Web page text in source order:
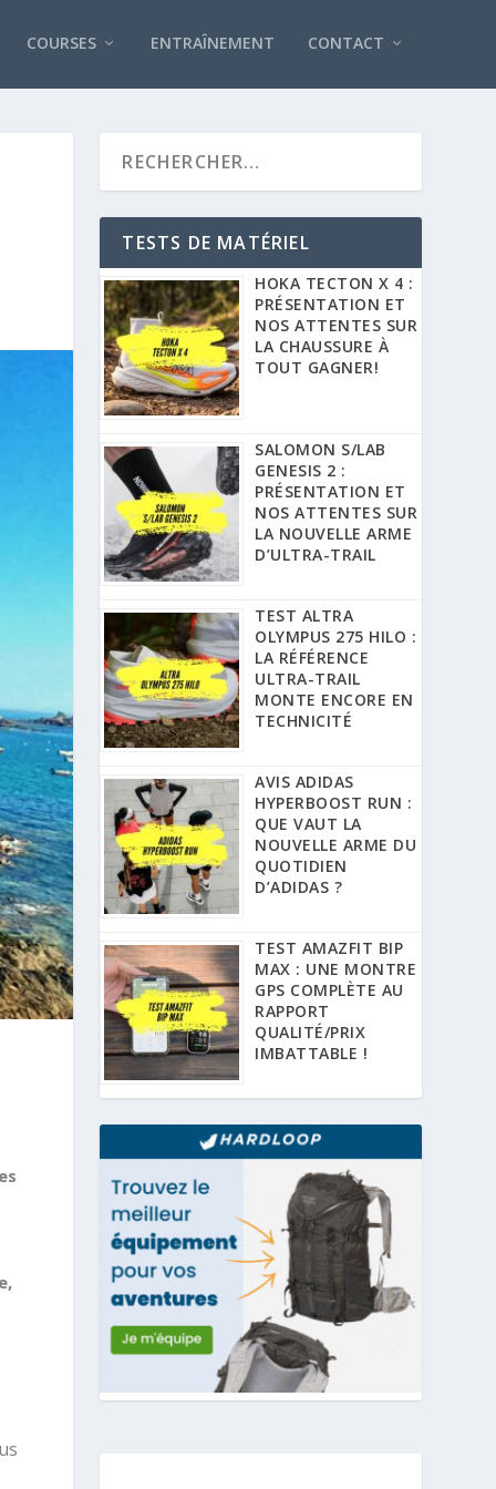
COURSES ENTRAÎNEMENT CONTACT
TESTS DE MATÉRIEL
HOKA TECTON X 4 :
PRÉSENTATION ET
NOS ATTENTES SUR
LA CHAUSSURE À
TOUT GAGNER!
SALOMON S/LAB
GENESIS 2 :
PRÉSENTATION ET
NOS ATTENTES SUR
LA NOUVELLE ARME
D’ULTRA-TRAIL
TEST ALTRA
OLYMPUS 275 HILO :
LA RÉFÉRENCE
ULTRA-TRAIL
MONTE ENCORE EN
TECHNICITÉ
AVIS ADIDAS
HYPERBOOST RUN :
QUE VAUT LA
NOUVELLE ARME DU
QUOTIDIEN
D’ADIDAS ?
TEST AMAZFIT BIP
MAX : UNE MONTRE
GPS COMPLÈTE AU
RAPPORT
QUALITÉ/PRIX
IMBATTABLE !